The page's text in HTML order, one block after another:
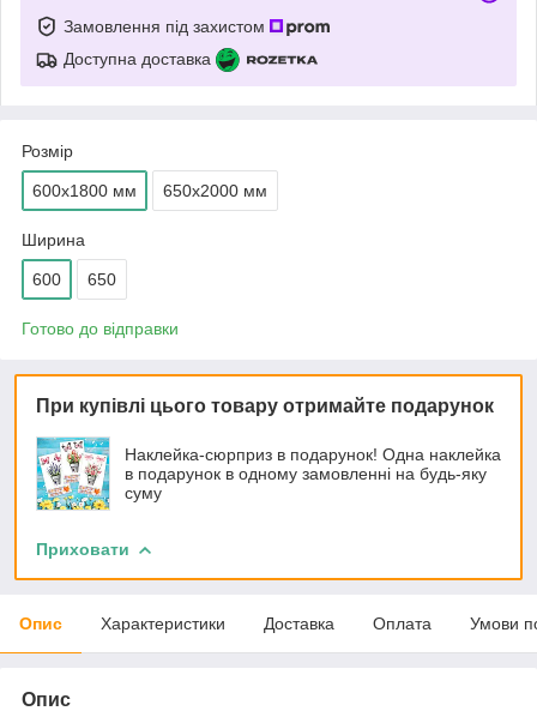
Замовлення під захистом
Доступна доставка
Розмір
600х1800 мм 650х2000 мм
Ширина
600 650
Готово до відправки
При купівлі цього товару отримайте подарунок
Наклейка-сюрприз в подарунок! Одна наклейка
в подарунок в одному замовленні на будь-яку
суму
Приховати
Опис Характеристики Доставка Оплата Умови
Опис